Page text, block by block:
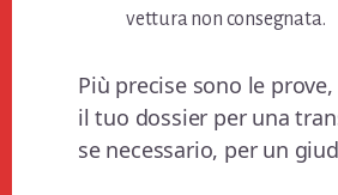
vettura non consegnata.
Più precise sono le
il tuo dossier per una
se necessario, per un